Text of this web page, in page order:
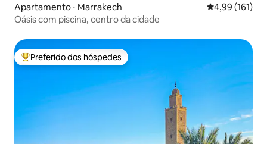
Apartamento ⋅ Marrakech 4,99 de uma
4,99 (161)
Oásis com piscina, centro da cidade
Entre os melhores preferidos dos hóspedes
Preferido dos hóspedes